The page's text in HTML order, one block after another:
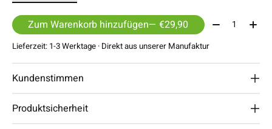
Zum Warenkorb hinzufügen — €29,90 Menge:
Lieferzeit: 1-3 Werktage · Direkt aus unserer Manufaktur
Kundenstimmen
Produktsicherheit